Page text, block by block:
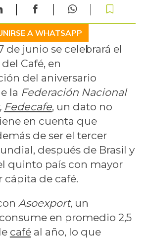
A WHATSAPP
de junio se celebrará el
Café, en
del aniversario
la Federación Nacional
Fedecafe, un dato no
en cuenta que
de ser el tercer
después de Brasil y
quinto país con mayor
cápita de café.
Asoexport, un
en promedio 2,5
caféal año, lo que